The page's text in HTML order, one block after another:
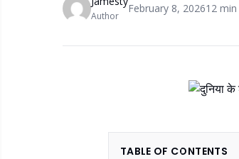
Author
February 8, 202612 min
TABLE OF CONTENTS